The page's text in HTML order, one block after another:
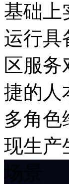
基础上
运行具
区服务
捷的人
多角色
现生产
场景